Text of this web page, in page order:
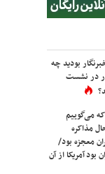
بودید چه
در نشست
می‌گوییم
مذاکره
معجزه بود/
بود آمریکا از آن